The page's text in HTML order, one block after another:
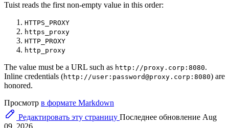
Tuist reads the first non-empty value in this order:
HTTPS_PROXY
https_proxy
HTTP_PROXY
http_proxy
The value must be a URL such as http://proxy.corp:8080.
Inline credentials (http://user: password@proxy.corp :8080) are
honored.
Просмотр в формате Markdown
Редактировать эту страницу Последнее обновление Aug